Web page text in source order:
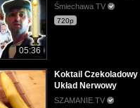
05:36
Śmiechawa TV
720p
Koktail
Układ Nerwowy
SZAMANIE.TV